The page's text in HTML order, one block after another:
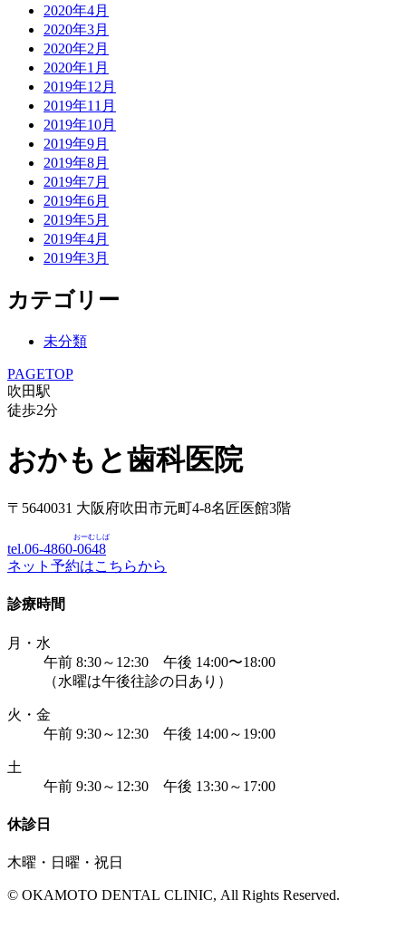
2020年4月
2020年3月
2020年2月
2020年1月
2019年12月
2019年11月
2019年10月
2019年9月
2019年8月
2019年7月
2019年6月
2019年5月
2019年4月
2019年3月
カテゴリー
未分類
PAGETOP
吹田駅
徒歩2分
おかもと歯科医院
〒5640031 大阪府吹田市元町4-8名匠医館3階
tel.06-4860-0648
おーむしば
ネット予約はこちらから
診療時間
月・水
午前 8:30～12:30 午後 14:00〜18:00
（水曜は午後往診の日あり）
火・金
午前 9:30～12:30 午後 14:00～19:00
土
午前 9:30～12:30 午後 13:30～17:00
休診日
木曜・日曜・祝日
© OKAMOTO DENTAL CLINIC, All Rights Reserved.